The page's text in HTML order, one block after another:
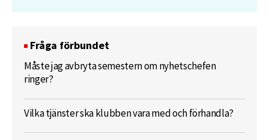
Fråga förbundet
Måste jag avbryta semestern om nyhetschefen
ringer?
Vilka tjänster ska klubben vara med och förhandla?